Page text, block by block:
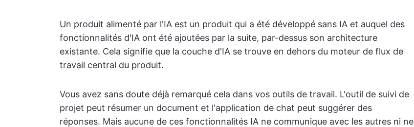
Un produit alimenté par l'IA est un produit qui a été développé sans IA et auquel des
fonctionnalités d'IA ont été ajoutées par la suite, par-dessus son architecture
existante. Cela signifie que la couche d'IA se trouve en dehors du moteur de flux de
travail central du produit.
Vous avez sans doute déjà remarqué cela dans vos outils de travail. L'outil de suivi de
projet peut résumer un document et l'application de chat peut suggérer des
réponses. Mais aucune de ces fonctionnalités IA ne communique avec les autres ni ne